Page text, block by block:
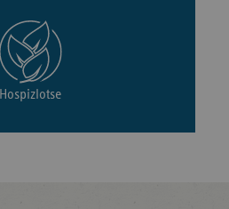
Hospizlotse